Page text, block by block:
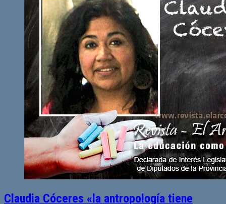
Claudia Cóceres «la antropología tiene